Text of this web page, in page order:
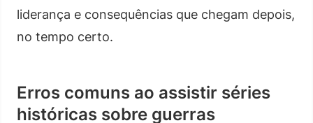
liderança e consequências que chegam depois,
no tempo certo.
Erros comuns ao assistir séries
históricas sobre guerras